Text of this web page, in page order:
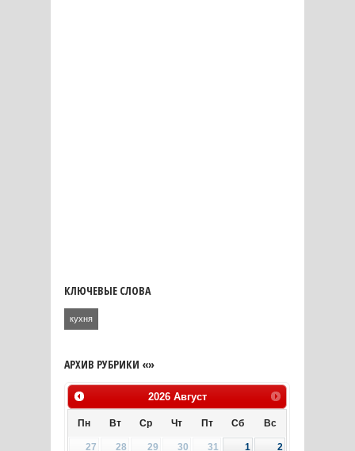
КЛЮЧЕВЫЕ СЛОВА
кухня
АРХИВ РУБРИКИ «»
2026 Август
Пн Вт Ср Чт Пт Сб Вс
27 28 29 30 31 1
2